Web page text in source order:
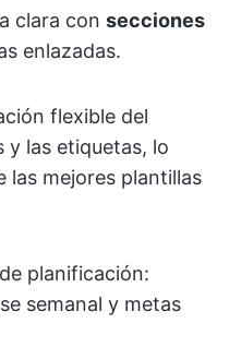
clara con secciones
enlazadas.
flexible del
y las etiquetas, lo
las mejores plantillas
planificación:
semanal y metas